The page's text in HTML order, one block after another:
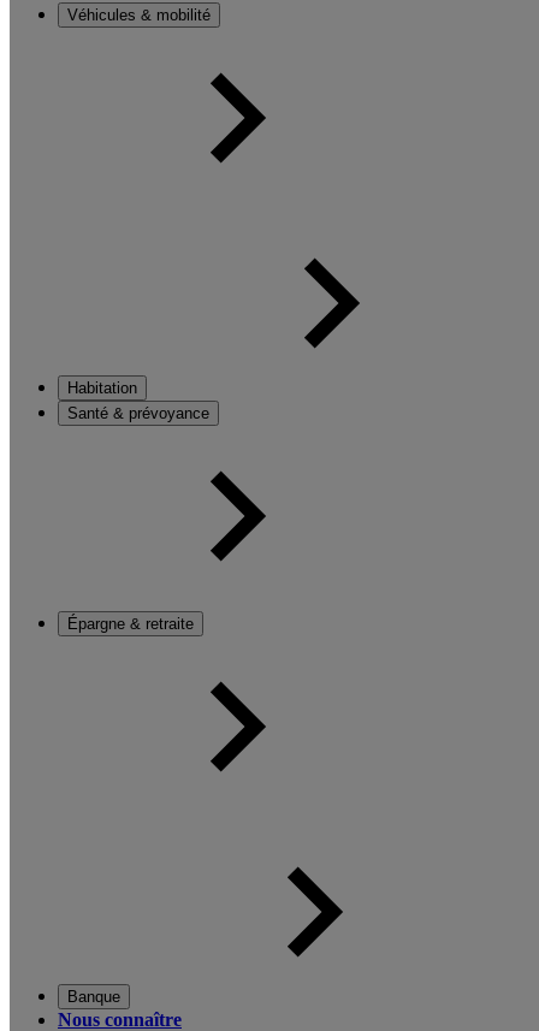
Véhicules & mobilité
Habitation
Santé & prévoyance
Épargne & retraite
Banque
Nous connaître